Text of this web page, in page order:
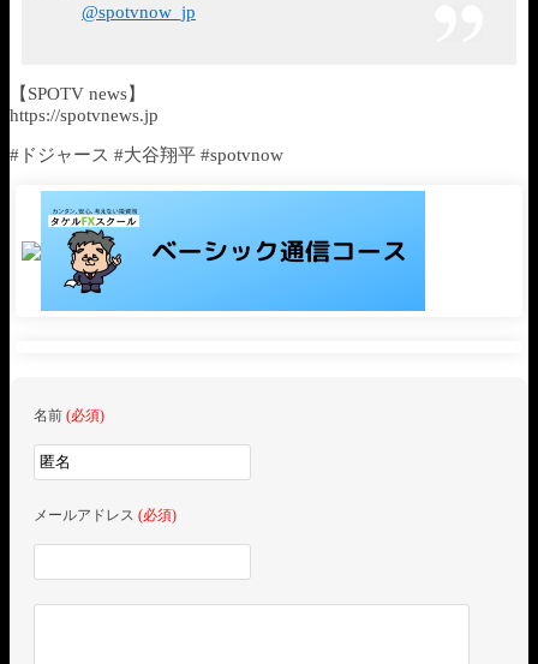
@spotvnow_jp
【SPOTV news】
https://spotvnews.jp
#ドジャース #大谷翔平 #spotvnow
名前 (必須)
メールアドレス (必須)